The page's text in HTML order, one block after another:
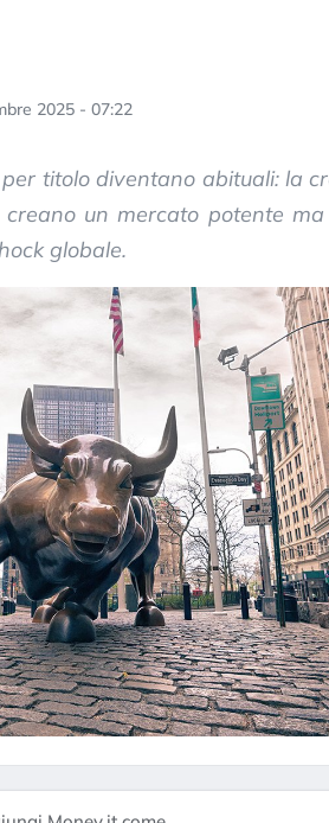
2025 - 07:22
titolo diventano abituali: la
un mercato potente
globale.
più
sta
Russia e Cina
Starlink. Gli
sottovalutando il
ignorare il rischio
17 luglio 2026